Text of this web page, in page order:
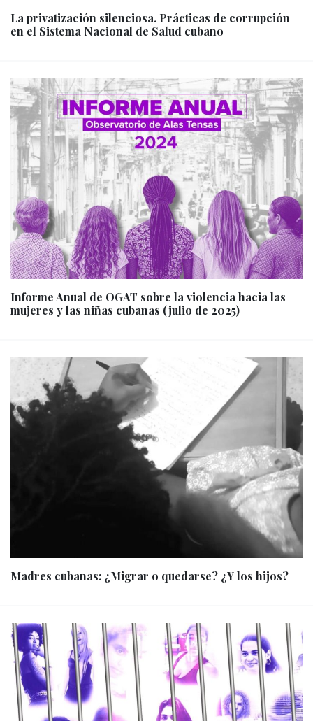
La privatización silenciosa. Prácticas de corrupción
en el Sistema Nacional de Salud cubano
Informe Anual de OGAT sobre la violencia hacia las
mujeres y las niñas cubanas (julio de 2025)
Madres cubanas: ¿Migrar o quedarse? ¿Y los hijos?